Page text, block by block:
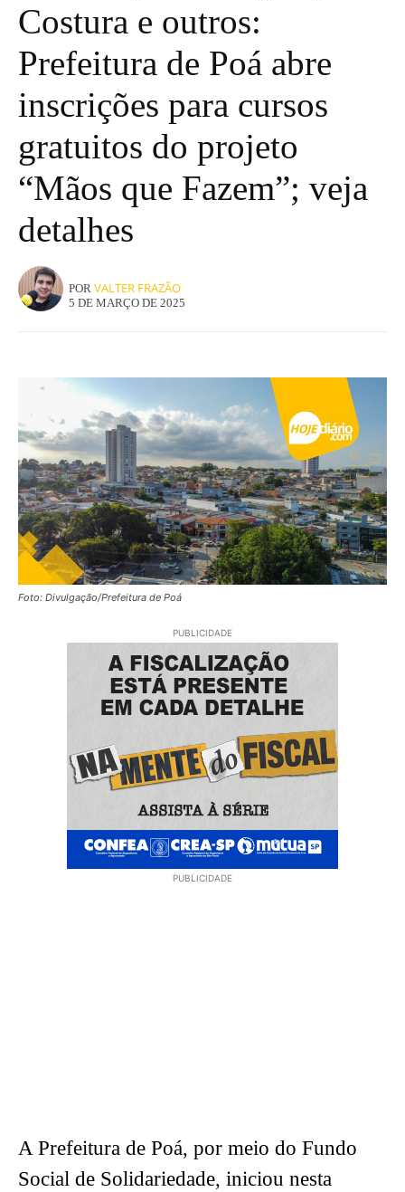
Costura e outros:
Prefeitura de Poá abre
inscrições para cursos
gratuitos do projeto
“Mãos que Fazem”; veja
detalhes
POR VALTER FRAZÃO
5 DE MARÇO DE 2025
Foto: Divulgação/Prefeitura de Poá
PUBLICIDADE
PUBLICIDADE
A Prefeitura de Poá, por meio do Fundo
Social de Solidariedade, iniciou nesta